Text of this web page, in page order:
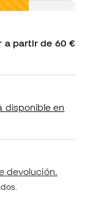
a partir de 60 €
disponible en
devolución.